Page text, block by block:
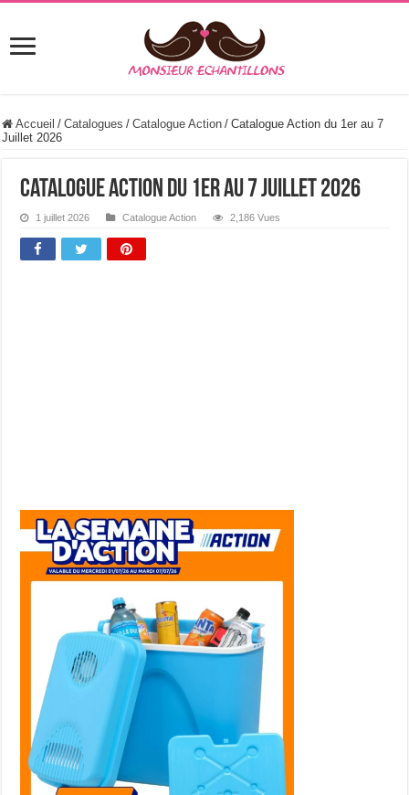
Accueil / Catalogues / Catalogue Action / Catalogue Action du 1er au 7
Juillet 2026
Catalogue Action du 1er au 7 Juillet 2026
1 juillet 2026 Catalogue Action 2,186 Vues